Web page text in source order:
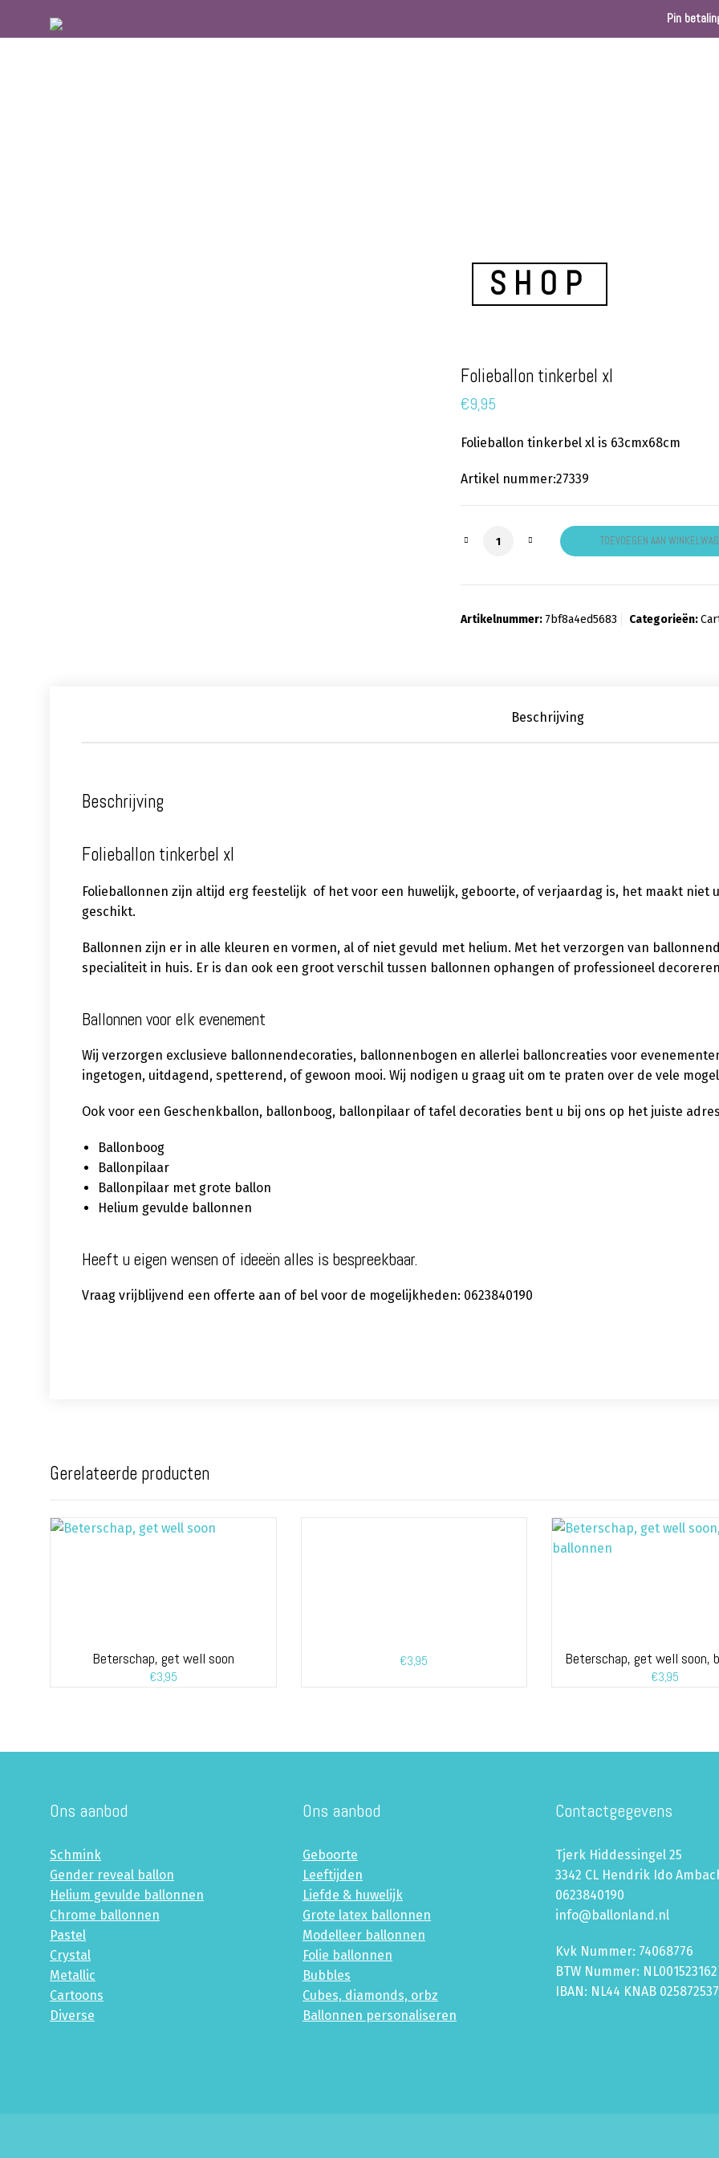
Pin
SHOP
Folieballon tinkerbel xl
€9,95
Folieballon tinkerbel xl is 63cmx68cm
Artikel nummer:27339
Folieballon tinkerbel xl aantal
TOEVOEGEN AAN
Artikelnummer: 7bf8a4ed5683 Categorieën:
Beschrijving
Beschrijving
Folieballon tinkerbel xl
Folieballonnen zijn altijd erg feestelijk of het voor een huwelijk, geboorte, of verjaardag is, het maakt niet
geschikt.
Ballonnen zijn er in alle kleuren en vormen, al of niet gevuld met helium. Met het verzorgen van
specialiteit in huis. Er is dan ook een groot verschil tussen ballonnen ophangen of professioneel
Ballonnen voor elk evenement
Wij verzorgen exclusieve ballonnendecoraties, ballonnenbogen en allerlei balloncreaties voor
ingetogen, uitdagend, spetterend, of gewoon mooi. Wij nodigen u graag uit om te praten over de vele
Ook voor een Geschenkballon, ballonboog, ballonpilaar of tafel decoraties bent u bij ons op het juiste
Ballonboog
Ballonpilaar
Ballonpilaar met grote ballon
Helium gevulde ballonnen
Heeft u eigen wensen of ideeën alles is bespreekbaar.
Vraag vrijblijvend een offerte aan of bel voor de mogelijkheden: 0623840190
Gerelateerde producten
Beterschap, get well soon
€3,95
€3,95 Beterschap, get well soon,
€3,95
Ons aanbod
Schmink
Gender reveal ballon
Helium gevulde ballonnen
Chrome ballonnen
Pastel
Crystal
Metallic
Cartoons
Diverse
Ons aanbod
Geboorte
Leeftijden
Liefde & huwelijk
Grote latex ballonnen
Modelleer ballonnen
Folie ballonnen
Bubbles
Cubes, diamonds, orbz
Ballonnen personaliseren
Contactgegevens
Tjerk Hiddessingel 25
3342 CL Hendrik Ido
0623840190
info@ballonland.nl
Kvk Nummer: 74068776
BTW Nummer:
IBAN: NL44 KNAB